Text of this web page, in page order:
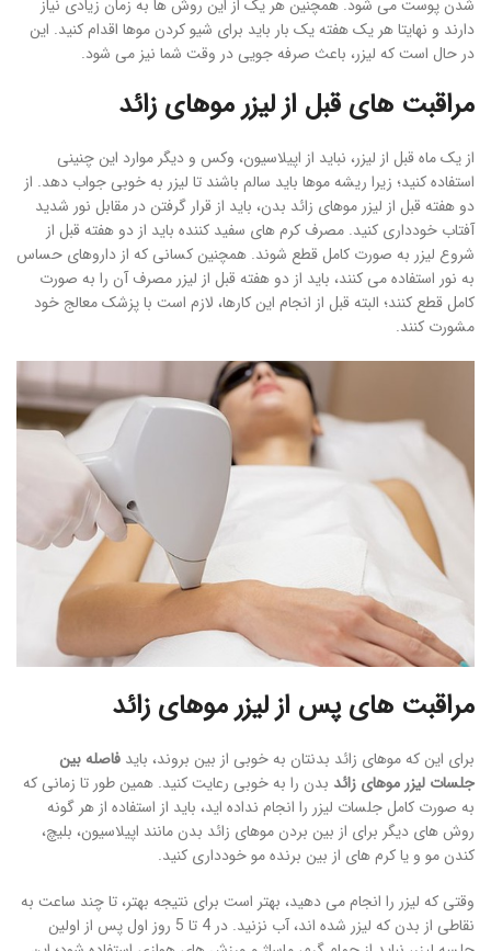
شدن پوست می شود. همچنین هر یک از این روش ها به زمان زیادی نیاز
دارند و نهایتا هر یک هفته یک بار باید برای شیو کردن موها اقدام کنید. این
در حال است که لیزر، باعث صرفه جویی در وقت شما نیز می شود.
مراقبت های قبل از لیزر موهای زائد
از یک ماه قبل از لیزر، نباید از اپیلاسیون، وکس و دیگر موارد این چنینی
استفاده کنید؛ زیرا ریشه موها باید سالم باشند تا لیزر به خوبی جواب دهد. از
دو هفته قبل از لیزر موهای زائد بدن، باید از قرار گرفتن در مقابل نور شدید
آفتاب خودداری کنید. مصرف کرم های سفید کننده باید از دو هفته قبل از
شروع لیزر به صورت کامل قطع شوند. همچنین کسانی که از داروهای حساس
به نور استفاده می کنند، باید از دو هفته قبل از لیزر مصرف آن را به صورت
کامل قطع کنند؛ البته قبل از انجام این کارها، لازم است با پزشک معالج خود
مشورت کنند.
مراقبت های پس از لیزر موهای زائد
برای این که موهای زائد بدنتان به خوبی از بین بروند، باید فاصله بین
جلسات لیزر موهای زائد بدن را به خوبی رعایت کنید. همین طور تا زمانی که
به صورت کامل جلسات لیزر را انجام نداده اید، باید از استفاده از هر گونه
روش های دیگر برای از بین بردن موهای زائد بدن مانند اپیلاسیون، بلیچ،
کندن مو و یا کرم های از بین برنده مو خودداری کنید.
وقتی که لیزر را انجام می دهید، بهتر است برای نتیجه بهتر، تا چند ساعت به
نقاطی از بدن که لیزر شده اند، آب نزنید. در 4 تا 5 روز اول پس از اولین